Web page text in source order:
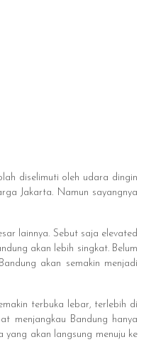
diselimuti oleh udara dingin
Jakarta. Namun sayangnya
lainnya. Sebut saja elevated
akan lebih singkat. Belum
akan semakin menjadi
terbuka lebar, terlebih di
menjangkau Bandung hanya
akan langsung menuju ke